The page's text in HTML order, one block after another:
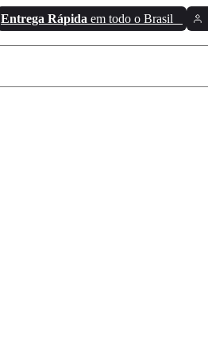
Entrega Rápida em todo o Brasil